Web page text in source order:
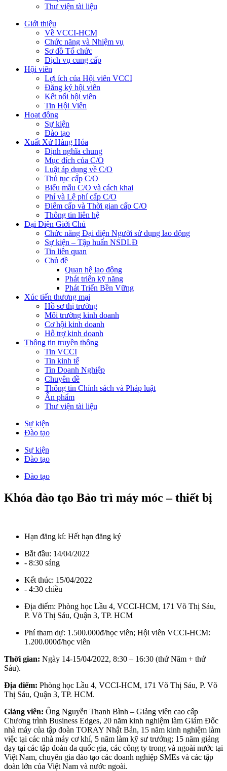
Thư viện tài liệu
Giới thiệu
Về VCCI-HCM
Chức năng và Nhiệm vụ
Sơ đồ Tổ chức
Dịch vụ cung cấp
Hội viên
Lợi ích của Hội viên VCCI
Đăng ký hội viên
Kết nối hội viên
Tin Hội Viên
Hoạt động
Sự kiện
Đào tạo
Xuất Xứ Hàng Hóa
Định nghĩa chung
Mục đích của C/O
Luật áp dụng về C/O
Thủ tục cấp C/O
Biểu mẫu C/O và cách khai
Phí và Lệ phí cấp C/O
Điểm cấp và Thời gian cấp C/O
Thông tin liên hệ
Đại Diện Giới Chủ
Chức năng Đại diện Người sử dụng lao động
Sự kiện – Tập huấn NSDLĐ
Tin liên quan
Chủ đề
Quan hệ lao động
Phát triển kỹ năng
Phát Triển Bền Vững
Xúc tiến thương mại
Hồ sơ thị trường
Môi trường kinh doanh
Cơ hội kinh doanh
Hỗ trợ kinh doanh
Thông tin truyền thông
Tin VCCI
Tin kinh tế
Tin Doanh Nghiệp
Chuyên đề
Thông tin Chính sách và Pháp luật
Ấn phẩm
Thư viện tài liệu
Sự kiện
Đào tạo
Sự kiện
Đào tạo
Đào tạo
Khóa đào tạo Bảo trì máy móc – thiết bị
Hạn đăng kí: Hết hạn đăng ký
Bắt đầu: 14/04/2022
- 8:30 sáng
Kết thúc: 15/04/2022
- 4:30 chiều
Địa điểm: Phòng học Lầu 4, VCCI-HCM, 171 Võ Thị Sáu,
P. Võ Thị Sáu, Quận 3, TP. HCM
Phí tham dự: 1.500.000đ/học viên; Hội viên VCCI-HCM:
1.200.000đ/học viên
Thời gian: Ngày 14-15/04/2022, 8:30 – 16:30 (thứ Năm + thứ
Sáu).
Địa điểm: Phòng học Lầu 4, VCCI-HCM, 171 Võ Thị Sáu, P. Võ
Thị Sáu, Quận 3, TP. HCM.
Giảng viên: Ông Nguyễn Thanh Bình – Giảng viên cao cấp
Chương trình Business Edges, 20 năm kinh nghiệm làm Giám Đốc
nhà máy của tập đoàn TORAY Nhật Bản, 15 năm kinh nghiệm làm
việc tại các nhà máy cơ khí, 5 năm làm kỹ sư trưởng; 15 năm giảng
dạy tại các tập đoàn đa quốc gia, các công ty trong và ngoài nước tại
Việt Nam, chuyên gia đào tạo các doanh nghiệp SMEs và các tập
đoàn lớn của Việt Nam và nước ngoài.